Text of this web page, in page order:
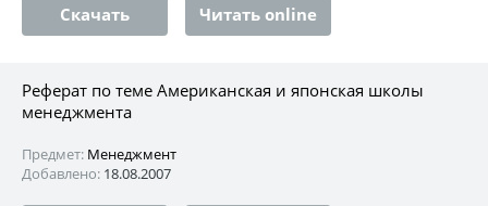
Скачать Читать online
Реферат по теме Американская и японская школы
менеджмента
Предмет: Менеджмент
Добавлено: 18.08.2007